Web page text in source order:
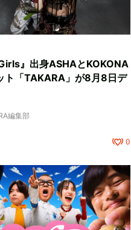
』出身ASHAとKOKONA
ト「TAKARA」が8月8日デ
編集部
0